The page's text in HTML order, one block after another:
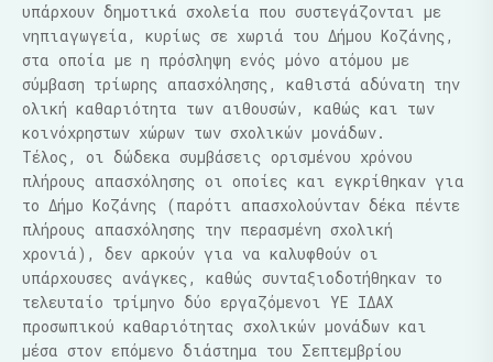
υπάρχουν δημοτικά σχολεία που συστεγάζονται με
νηπιαγωγεία, κυρίως σε χωριά του Δήμου Κοζάνης,
στα οποία με η πρόσληψη ενός μόνο ατόμου με
σύμβαση τρίωρης απασχόλησης, καθιστά αδύνατη την
ολική καθαριότητα των αιθουσών, καθώς και των
κοινόχρηστων χώρων των σχολικών μονάδων.
Τέλος, οι δώδεκα συμβάσεις ορισμένου χρόνου
πλήρους απασχόλησης οι οποίες και εγκρίθηκαν για
το Δήμο Κοζάνης (παρότι απασχολούνταν δέκα πέντε
πλήρους απασχόλησης την περασμένη σχολική
χρονιά), δεν αρκούν για να καλυφθούν οι
υπάρχουσες ανάγκες, καθώς συνταξιοδοτήθηκαν το
τελευταίο τρίμηνο δύο εργαζόμενοι ΥΕ ΙΔΑΧ
προσωπικού καθαριότητας σχολικών μονάδων και
μέσα στον επόμενο διάστημα του Σεπτεμβρίου